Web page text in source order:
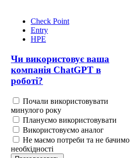
Check Point
Entry
HPE
Чи використовує ваша
компанія ChatGPT в
роботі?
Почали використовувати
минулого року
Плануємо використовувати
Використовуємо аналог
Не маємо потреби та не бачимо
необхідності